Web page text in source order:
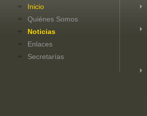
Inicio
Quiénes Somos
Noticias
Enlaces
Secretarías